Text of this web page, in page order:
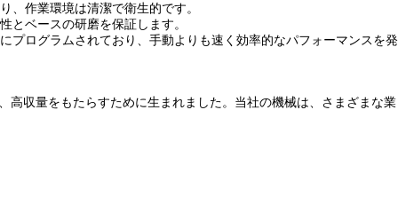
、作業環境は清潔で衛生的です。
とベースの研磨を保証します。
プログラムされており、手動よりも速く効率的なパフォーマンスを発
収量をもたらすために生まれました。当社の機械は、さまざまな業